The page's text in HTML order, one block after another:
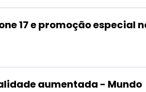
17 e promoção especial
aumentada - Mundo